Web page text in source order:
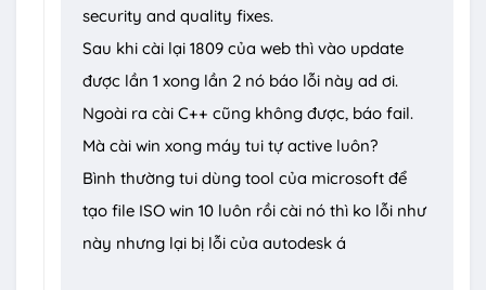
security and quality fixes.
Sau khi cài lại 1809 của web thì vào update
được lần 1 xong lần 2 nó báo lỗi này ad ơi.
Ngoài ra cài C++ cũng không được, báo fail.
Mà cài win xong máy tui tự active luôn?
Bình thường tui dùng tool của microsoft để
tạo file ISO win 10 luôn rồi cài nó thì ko lỗi như
này nhưng lại bị lỗi của autodesk á